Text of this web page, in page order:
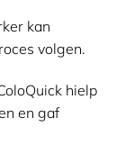
kan
volgen.
hielp
en gaf